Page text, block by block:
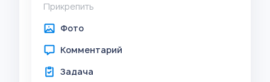
Прикрепить
Фото
Комментарий
Задача